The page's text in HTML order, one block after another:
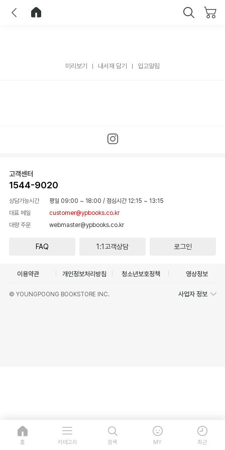
미리보기 내서재 담기 입고알림
고객센터
1544-9020
상담가능시간 평일 09:00 ~ 18:00 / 점심시간 12:15 ~ 13:15
대표 메일
customer@ypbooks.co.kr
대량 주문
webmaster@ypbooks.co.kr
FAQ 1:1고객상담 로그인
이용약관 개인정보처리방침 청소년보호정책 영상정보
© YOUNGPOONG BOOKSTORE INC. 사업자 정보
홈 카테고리 검색 MY 최근